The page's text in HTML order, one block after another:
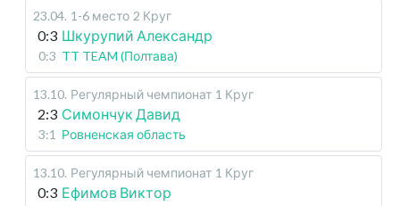
23.04. 1-6 место 2 Круг
0:3 Шкурупий Александр
0:3 TT TEAM (Полтава)
13.10. Регулярный чемпионат 1 Круг
2:3 Симончук Давид
3:1 Ровненская область
13.10. Регулярный чемпионат 1 Круг
0:3 Ефимов Виктор